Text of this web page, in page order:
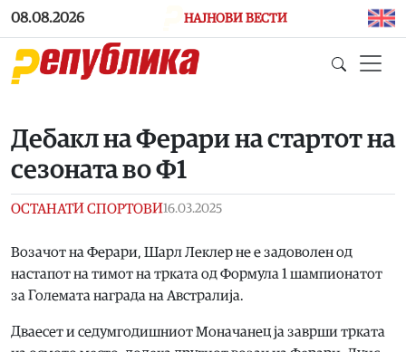
Skip to main content
08.08.2026 НАЈНОВИ ВЕСТИ
Дебакл на Ферари на стартот на
сезоната во Ф1
ОСТАНАТИ СПОРТОВИ16.03.2025
Возачот на Ферари, Шарл Леклер не е задоволен од
настапот на тимот на трката од Формула 1 шампионатот
за Големата награда на Австралија.
Дваесет и седумгодишниот Моначанец ја заврши трката